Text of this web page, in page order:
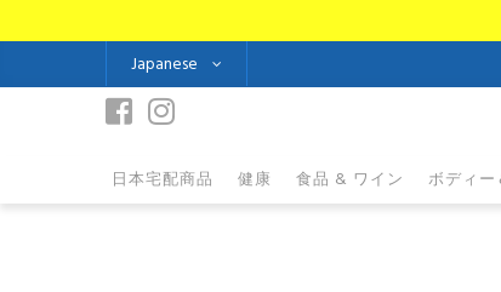
Japanese
日本宅配商品 健康 食品 & ワイン ボディー